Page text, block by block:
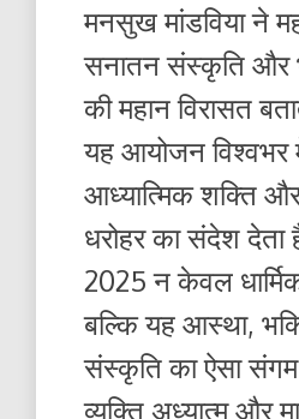
मनसुख मांडविया ने
सनातन संस्कृति और
की महान विरासत
यह आयोजन विश्वभर
आध्यात्मिक शक्ति
धरोहर का संदेश देता
2025 न केवल
बल्कि यह आस्था,
संस्कृति का ऐसा
व्यक्ति अध्यात्म और